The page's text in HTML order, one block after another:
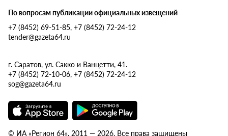
По вопросам публикации официальных извещений
+7 (8452) 69-51-85, +7 (8452) 72-24-12
tender@gazeta64.ru
г. Саратов, ул. Сакко и Ванцетти, 41.
+7 (8452) 72-10-06, +7 (8452) 72-24-12
sog@gazeta64.ru
© ИА «Регион 64», 2011 — 2026. Все права защищены